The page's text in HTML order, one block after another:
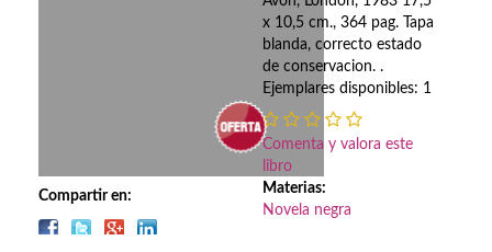
Cómic
Cuentos y relatos
Compartir en:
x 10,5 cm., 364 pag. Tapa
blanda, correcto estado
de conservacion. .
Ejemplares disponibles: 1
Comenta y valora este
libro
Materias:
Novela negra